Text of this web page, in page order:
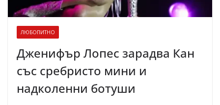
ЛЮБОПИТНО
Дженифър Лопес зарадва Кан
със сребристо мини и
надколенни ботуши